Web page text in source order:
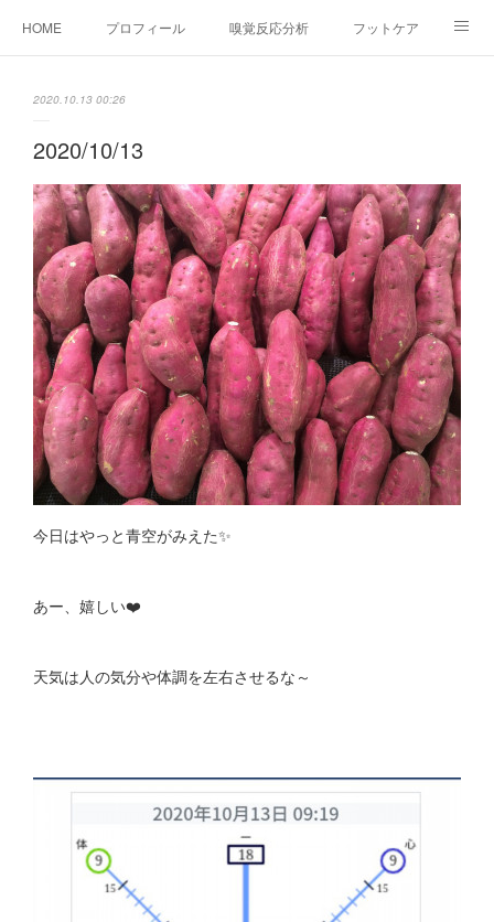
HOME プロフィール 嗅覚反応分析 フットケア
2020.10.13 00:26
2020/10/13
今日はやっと青空がみえた✨
あー、嬉しい❤️
天気は人の気分や体調を左右させるな～